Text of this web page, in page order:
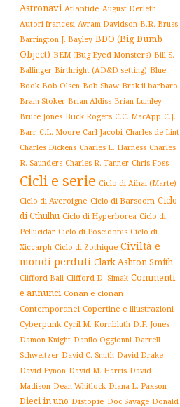
Astronavi Atlantide August Derleth
Autori francesi Avram Davidson B.R. Bruss
Barrington J. Bayley BDO (Big Dumb
Object) BEM (Bug Eyed Monsters) Bill S.
Ballinger Birthright (AD&D setting) Blue
Book Bob Olsen Bob Shaw Brak il barbaro
Bram Stoker Brian Aldiss Brian Lumley
Bruce Jones Buck Rogers C.C. MacApp C.J.
Barr C.L. Moore Carl Jacobi Charles de Lint
Charles Dickens Charles L. Harness Charles
R. Saunders Charles R. Tanner Chris Foss
Cicli e serie Ciclo di Aihai (Marte)
Ciclo di Averoigne Ciclo di Barsoom Ciclo
di Cthulhu Ciclo di Hyperborea Ciclo di
Pellucidar Ciclo di Poseidonis Ciclo di
Xiccarph Ciclo di Zothique Civiltà e
mondi perduti Clark Ashton Smith
Clifford Ball Clifford D. Simak Commenti
e annunci Conan e clonan
Contemporanei Copertine e illustrazioni
Cyberpunk Cyril M. Kornbluth D.F. Jones
Damon Knight Danilo Oggionni Darrell
Schweitzer David C. Smith David Drake
David Eynon David M. Harris David
Madison Dean Whitlock Diana L. Paxson
Dieci in uno Distopie Doc Savage Donald